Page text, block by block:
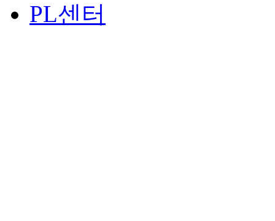
PL센터